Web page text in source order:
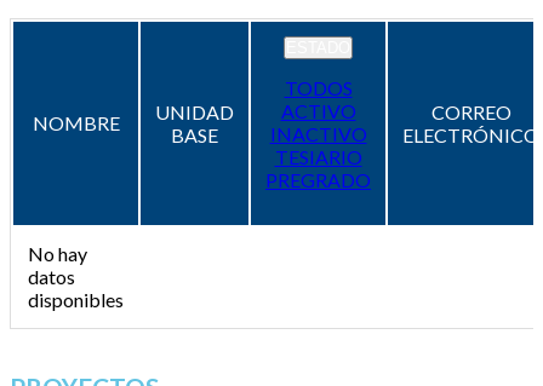
NOMBRE
UNIDAD
BASE
TODOS
ACTIVO
INACTIVO
TESIARIO
PREGRADO
CORREO
ELECTRÓNICO
No hay
datos
disponibles